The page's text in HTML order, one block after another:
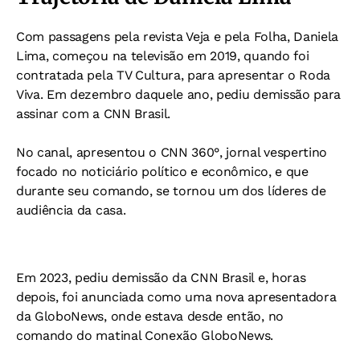
Com passagens pela revista Veja e pela Folha, Daniela
Lima, começou na televisão em 2019, quando foi
contratada pela TV Cultura, para apresentar o Roda
Viva. Em dezembro daquele ano, pediu demissão para
assinar com a CNN Brasil.
No canal, apresentou o CNN 360°, jornal vespertino
focado no noticiário político e econômico, e que
durante seu comando, se tornou um dos líderes de
audiência da casa.
Em 2023, pediu demissão da CNN Brasil e, horas
depois, foi anunciada como uma nova apresentadora
da GloboNews, onde estava desde então, no
comando do matinal Conexão GloboNews.